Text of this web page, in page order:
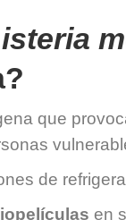
que
de
en